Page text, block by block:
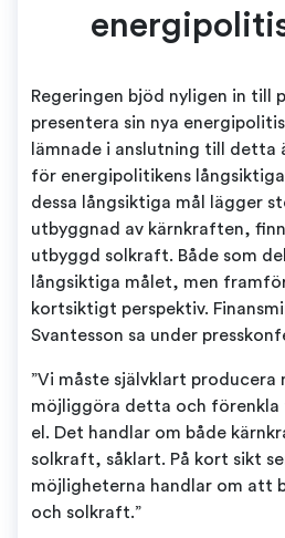
Regeringen bjöd nyligen in till
presentera sin nya
lämnade i anslutning till detta
för energipolitikens
dessa långsiktiga mål lägger
utbyggnad av kärnkraften,
utbyggd solkraft. Både som
långsiktiga målet, men
kortsiktigt perspektiv.
Svantesson sa under
”Vi måste självklart producera
möjliggöra detta och förenkla
el. Det handlar om både
solkraft, såklart. På kort sikt
möjligheterna handlar om att
och solkraft.”